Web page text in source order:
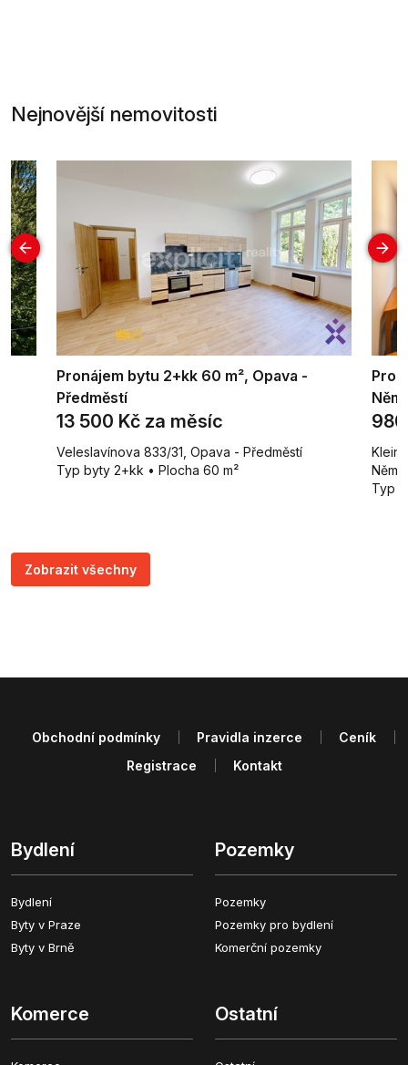
Nejnovější nemovitosti
Pronájem bytu 2+kk 60 m², Opava -
Předměstí
13 500 Kč za měsíc
Veleslavínova 833/31, Opava - Předměstí
Typ byty 2+kk • Plocha 60 m²
Typ
Zobrazit všechny
Bydlení
Bydlení
Byty v Praze
Byty v Brně
Pozemky
Pozemky
Pozemky pro bydlení
Komerční pozemky
Komerce Ostatní
Obchodní podmínky Pravidla inzerce
Ceník
Registrace
Kontakt